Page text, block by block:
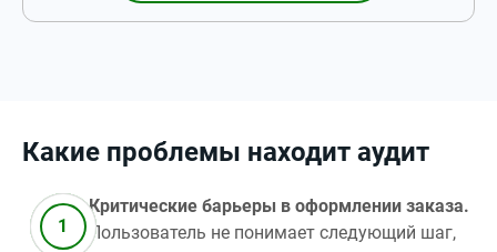
Какие проблемы находит аудит
Критические барьеры в оформлении заказа.
Пользователь не понимает следующий шаг,